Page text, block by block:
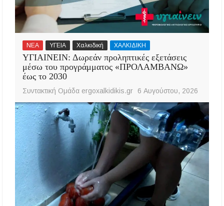
ΝΕΑ ΥΓΕΙΑ Χαλκιδική ΧΑΛΚΙΔΙΚΗ
ΥΓΙΑΙΝΕΙΝ: Δωρεάν προληπτικές εξετάσεις
μέσω του προγράμματος «ΠΡΟΛΑΜΒΑΝΩ»
έως το 2030
Συντακτική Ομάδα ergoxalkidikis.gr 6 Αυγούστου, 2026